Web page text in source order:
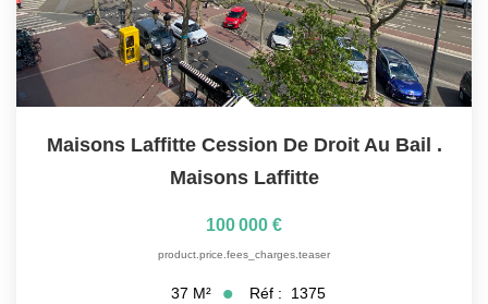
Maisons Laffitte Cession De Droit Au Bail .
Maisons Laffitte
100 000 €
product.price.fees_charges.teaser
37 M² Réf : 1375